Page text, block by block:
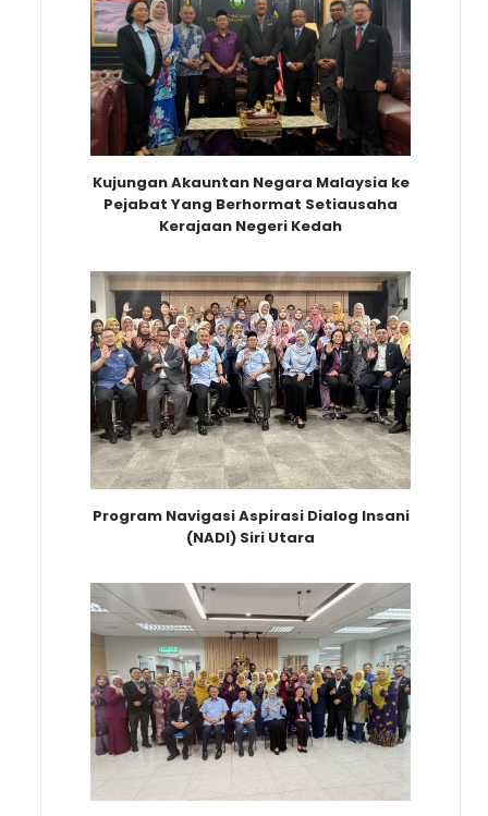
Kujungan Akauntan Negara Malaysia ke
Pejabat Yang Berhormat Setiausaha
Kerajaan Negeri Kedah
Program Navigasi Aspirasi Dialog Insani
(NADI) Siri Utara